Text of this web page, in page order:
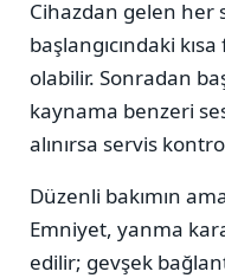
Cihazdan gelen her
başlangıcındaki
olabilir. Sonradan
kaynama benzeri
alınırsa servis
Düzenli bakımın
Emniyet, yanma
edilir; gevşek